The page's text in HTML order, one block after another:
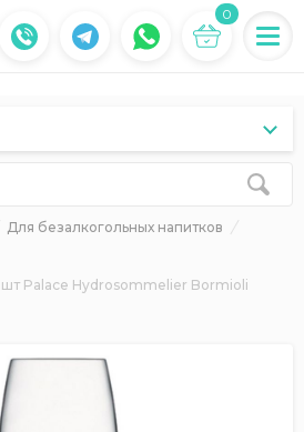
0
Для безалкогольных напитков
Palace Hydrosommelier Bormioli